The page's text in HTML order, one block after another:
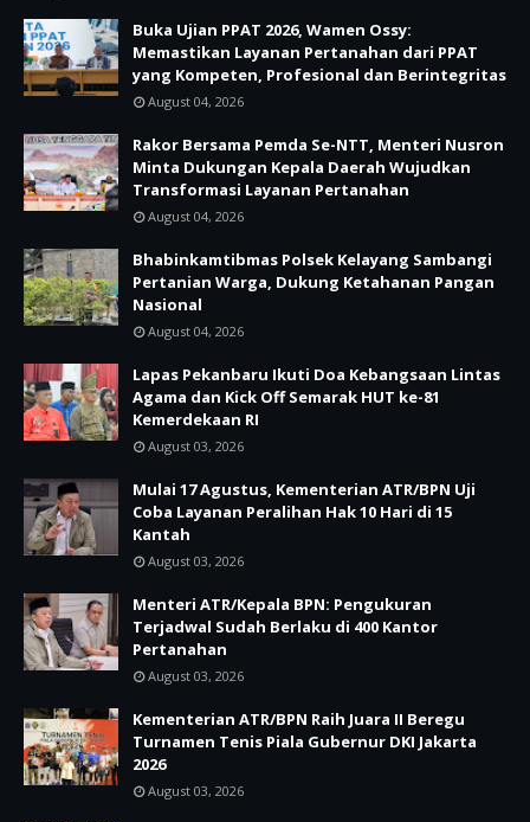
Buka Ujian PPAT 2026, Wamen Ossy:
Memastikan Layanan Pertanahan dari PPAT
yang Kompeten, Profesional dan Berintegritas
August 04, 2026
Rakor Bersama Pemda Se-NTT, Menteri Nusron
Minta Dukungan Kepala Daerah Wujudkan
Transformasi Layanan Pertanahan
August 04, 2026
Bhabinkamtibmas Polsek Kelayang Sambangi
Pertanian Warga, Dukung Ketahanan Pangan
Nasional
August 04, 2026
Lapas Pekanbaru Ikuti Doa Kebangsaan Lintas
Agama dan Kick Off Semarak HUT ke-81
Kemerdekaan RI
August 03, 2026
Mulai 17 Agustus, Kementerian ATR/BPN Uji
Coba Layanan Peralihan Hak 10 Hari di 15
Kantah
August 03, 2026
Menteri ATR/Kepala BPN: Pengukuran
Terjadwal Sudah Berlaku di 400 Kantor
Pertanahan
August 03, 2026
Kementerian ATR/BPN Raih Juara II Beregu
Turnamen Tenis Piala Gubernur DKI Jakarta
2026
August 03, 2026